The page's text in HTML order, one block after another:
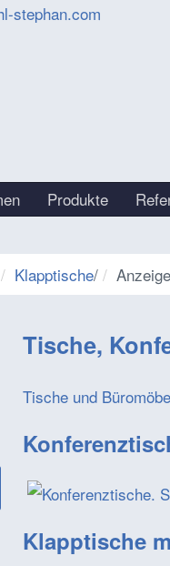
stephan.com
Produkte
Klapptische/
Tische,
Tische und
Klapptische